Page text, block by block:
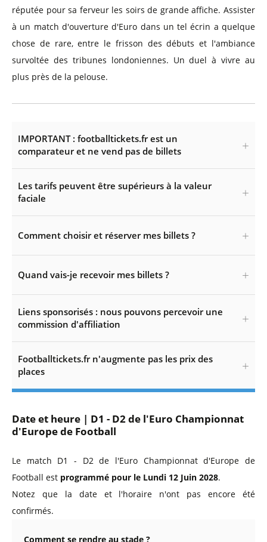
réputée pour sa ferveur les soirs de grande affiche. Assister
à un match d'ouverture d'Euro dans un tel écrin a quelque
chose de rare, entre le frisson des débuts et l'ambiance
survoltée des tribunes londoniennes. Un duel à vivre au
plus près de la pelouse.
IMPORTANT : footballtickets.fr est un
comparateur et ne vend pas de billets
Les tarifs peuvent être supérieurs à la valeur
faciale
Comment choisir et réserver mes billets ?
Quand vais-je recevoir mes billets ?
Liens sponsorisés : nous pouvons percevoir une
commission d'affiliation
Footballtickets.fr n'augmente pas les prix des
places
Date et heure | D1 - D2 de l'Euro Championnat
d'Europe de Football
Le match D1 - D2 de l'Euro Championnat d'Europe de
Football est programmé pour le Lundi 12 Juin 2028.
Notez que la date et l'horaire n'ont pas encore été
confirmés.
Comment se rendre au stade ?